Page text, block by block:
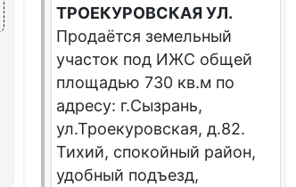
ТРОЕКУРОВСКАЯ УЛ.
Продаётся земельный
участок под ИЖС общей
площадью 730 кв.м по
адресу: г.Сызрань,
ул.Троекуровская, д.82.
Тихий, спокойный район,
удобный подъезд,